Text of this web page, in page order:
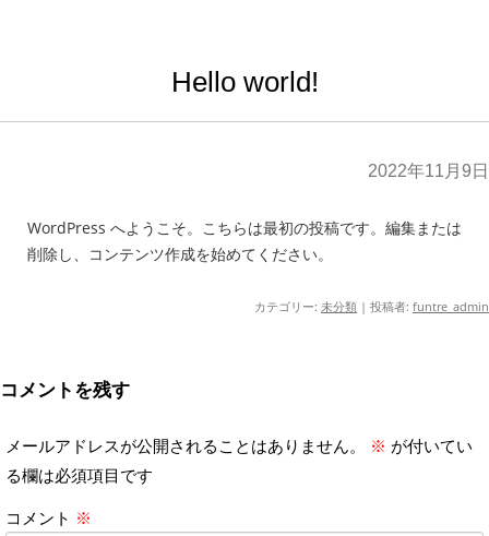
Hello world!
2022年11月9日
WordPress へようこそ。こちらは最初の投稿です。編集または
削除し、コンテンツ作成を始めてください。
カテゴリー: 未分類 | 投稿者: funtre_admin
コメントを残す
メールアドレスが公開されることはありません。 ※ が付いてい
る欄は必須項目です
コメント ※